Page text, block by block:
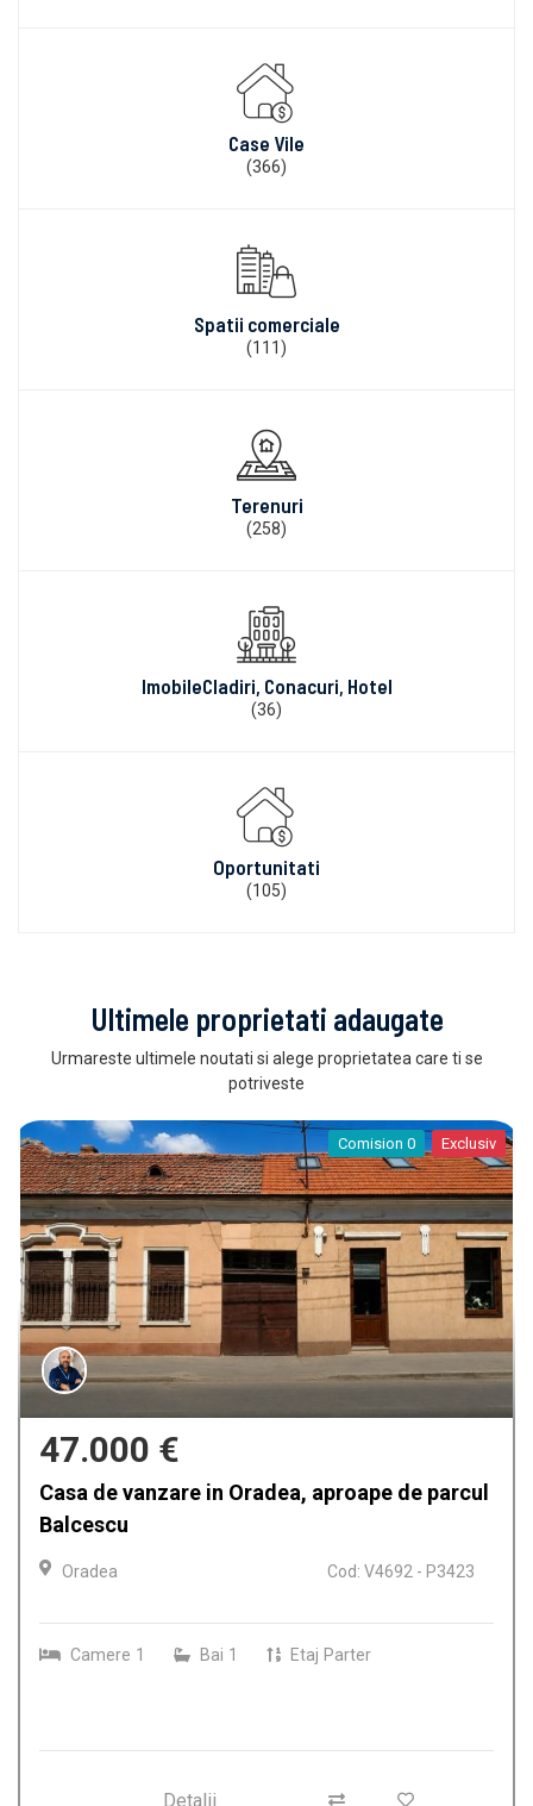
Case Vile
(366)
Spatii comerciale
(111)
Terenuri
(258)
ImobileCladiri, Conacuri, Hotel
(36)
Oportunitati
(105)
Ultimele proprietati adaugate
Urmareste ultimele noutati si alege proprietatea care ti se
potriveste
380 €
Spatiu comercial de inchiriat in Oradea,
Decebal
Oradea Cod: A2752 - P3406
MP 37.00
Detalii